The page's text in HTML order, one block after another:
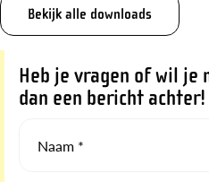
Bekijk alle downloads
Heb je vragen of wil je
dan een bericht achter!
Naam *